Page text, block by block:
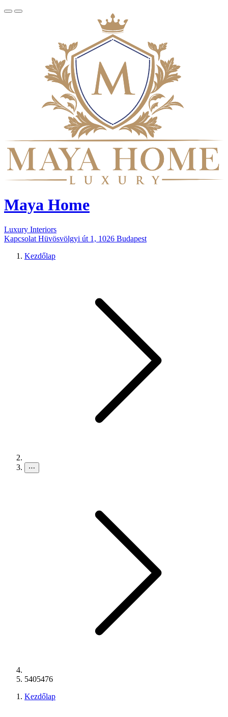
Maya Home
Luxury Interiors
Kapcsolat Hüvösvölgyi út 1, 1026 Budapest
Kezdőlap
⋯
5405476
Kezdőlap